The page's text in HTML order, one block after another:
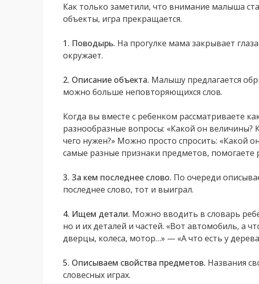
Как только заметили, что внимание малыша
объекты, игра прекращается.
1. Поводырь. На прогулке мама закрывает
окружает.
2. Описание объекта. Малышу предлагается
можно больше неповторяющихся слов.
Когда вы вместе с ребенком рассматриваете
разнообразные вопросы: «Какой он величины?
чего нужен?» Можно просто спросить: «Какой
самые разные признаки предметов, помогаете
3. За кем последнее слово. По очереди
последнее слово, тот и выиграл.
4. Ищем детали. Можно вводить в словарь
но и их деталей и частей. «Вот автомобиль, а
дверцы, колеса, мотор…» — «А что есть у
5. Описываем свойства предметов. Названия
словесных играх.